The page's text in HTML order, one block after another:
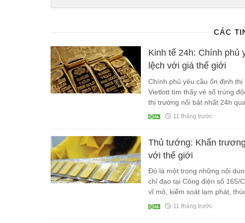
CÁC
Kinh tế 24h: Chính phủ
lệch với giá thế giới
Chính phủ yêu cầu ổn định
Vietlott tìm thấy vé số trúng
thị trường nổi bật nhất 24h qua.
11 tháng trước
Thủ tướng: Khẩn
với thế giới
Đó là một trong những nội
chỉ đạo tại Công điện số 165/
vĩ mô, kiểm soát lạm phát,
nâng cao đời sống nhân dân.
11 tháng trước